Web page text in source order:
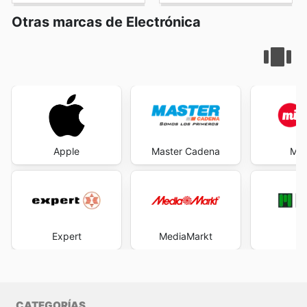
Otras marcas de Electrónica
Apple
Expert
Master Cadena
MediaMarkt
Mi